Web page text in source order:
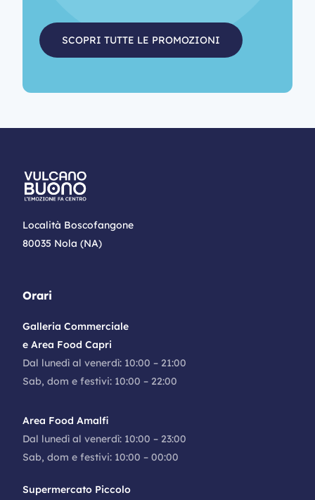
SCOPRI TUTTE LE PROMOZIONI
Località Boscofangone
80035 Nola (NA)
Orari
Galleria Commerciale
e Area Food Capri
Dal lunedì al venerdì: 10:00 – 21:00
Sab, dom e festivi: 10:00 – 22:00
Area Food Amalfi
Dal lunedì al venerdì: 10:00 – 23:00
Sab, dom e festivi: 10:00 – 00:00
Supermercato Piccolo